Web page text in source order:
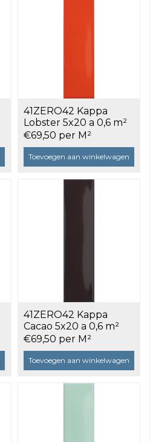
41ZERO42 Kappa
Lobster 5x20 a 0,6 m²
€69,50 per M²
Toevoegen aan winkelwagen
41ZERO42 Kappa
Cacao 5x20 a 0,6 m²
€69,50 per M²
Toevoegen aan winkelwagen